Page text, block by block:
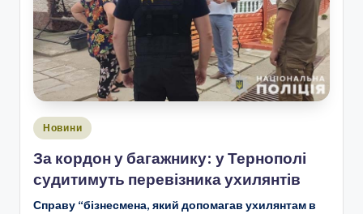
Опубліковано
Новини
За кордон у багажнику: у Тернополі
судитимуть перевізника ухилянтів
Справу “бізнесмена, який допомагав ухилянтам в